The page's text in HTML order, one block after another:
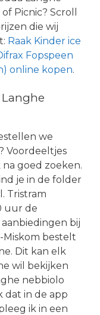
Picnic? Scroll
die wij
Raak Kinder ice
Fopspeen
online kopen.
we
Voordeeltjes
goed zoeken.
je in de folder
Tristram
uur de
bij
Miskom bestelt
Dit kan elk
wil bekijken
nebbiolo
dat in de app
ik in een